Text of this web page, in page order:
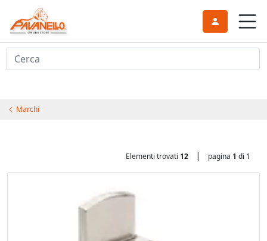
Cerca
Marchi
Elementi trovati 12 | pagina 1 di 1